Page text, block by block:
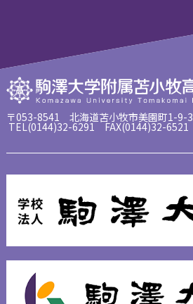
〒053-8541 北海道苫小牧市美園町1-9-3
TEL(0144)32-6291 FAX(0144)32-6521